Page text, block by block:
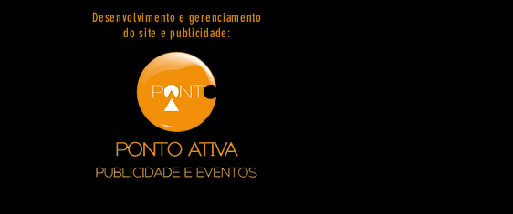
Desenvolvimento e gerenciamento
do site e publicidade: